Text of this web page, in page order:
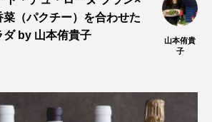
菜（パクチー）を合わせた
ダ by 山本侑貴子
山本侑貴
子